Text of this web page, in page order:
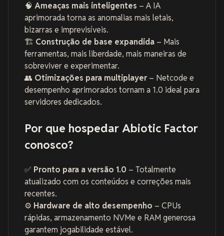
🧠 Ameaças mais inteligentes – A IA
aprimorada torna as anomalias mais letais,
bizarras e imprevisíveis.
🏗️ Construção de base expandida – Mais
ferramentas, mais liberdade, mais maneiras de
sobreviver e experimentar.
👥 Otimizações para multiplayer– Netcode e
desempenho aprimorados tornam a 1.0 ideal para
servidores dedicados.
Por que hospedar Abiotic Factor
conosco?
✅ Pronto para a versão 1.0 – Totalmente
atualizado com os conteúdos e correções mais
recentes.
⚙️ Hardware de alto desempenho – CPUs
rápidas, armazenamento NVMe e RAM generosa
garantem jogabilidade estável.